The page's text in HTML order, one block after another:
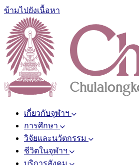
ข้ามไปยังเนื้อหา
เกี่ยวกับจุฬาฯ
การศึกษา
วิจัยและนวัตกรรม
ชีวิตในจุฬาฯ
บริการสังคม